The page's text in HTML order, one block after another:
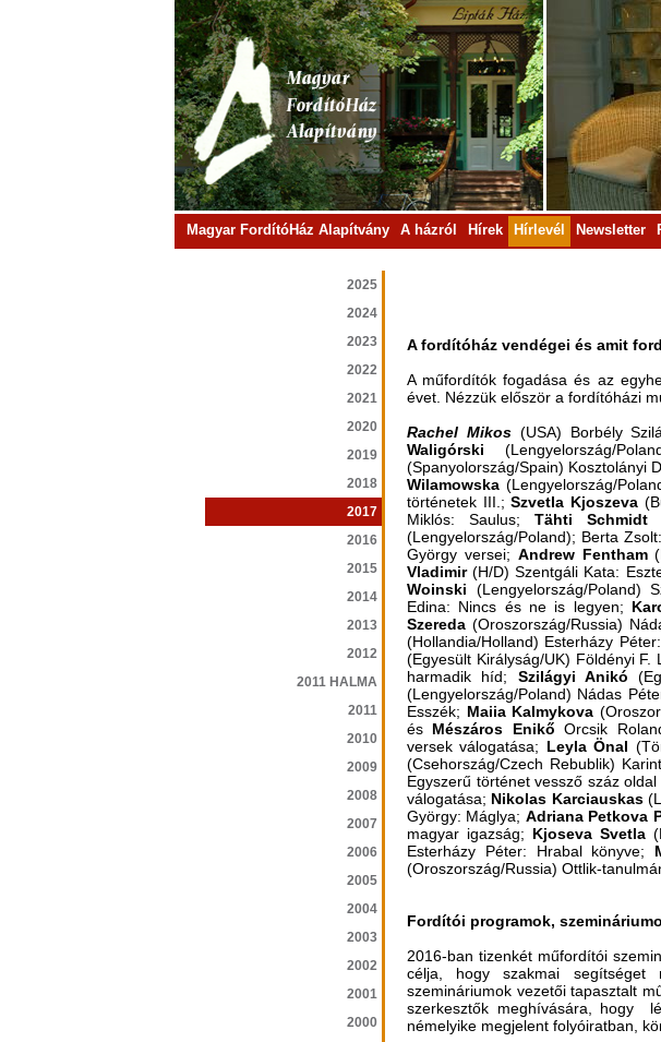
Magyar FordítóHáz Alapítvány A házról Hírek Hírlevél Newsletter
2025
2024
2023
2022
2021
2020
2019
2018
2017
2016
2015
2014
2013
2012
2011 HALMA
2011
2010
2009
2008
2007
2006
2005
2004
2003
2002
2001
2000
A fordítóház vendégei és amit
A műfordítók fogadása és az
évet. Nézzük először a fordítóházi
Rachel Mikos(USA) Borbély
Waligórski (Lengyelország/
(Spanyolország/Spain) Kosztolányi
Wilamowska (Lengyelország/
történetek III.;Szvetla Kjoszeva
Miklós: Saulus;Tähti
(Lengyelország/Poland); Berta
György versei; Andrew Fentham
Vladimir(H/D) Szentgáli Kata:
Woinski (Lengyelország/Poland)
Edina: Nincs és ne is legyen;
Szereda (Oroszország/Russia)
(Hollandia/Holland) Esterházy
(Egyesült Királyság/UK) Földényi F.
harmadik híd; Szilágyi Anikó
(Lengyelország/Poland) Nádas
Esszék; Maiia Kalmykova
és Mészáros Enikő Orcsik
versek válogatása; Leyla Önal
(Csehország/Czech Rebublik)
Egyszerű történet vessző száz
válogatása; Nikolas Karciauskas
György: Máglya; Adriana Petkova
magyar igazság; Kjoseva Svetla
Esterházy Péter: Hrabal könyve;
(Oroszország/Russia) Ottlik-
Fordítói programok,
2016-ban tizenkét műfordítói
célja, hogy szakmai segítséget
szemináriumok vezetői tapasztalt
szerkesztők meghívására, hogy
némelyike megjelent folyóiratban,